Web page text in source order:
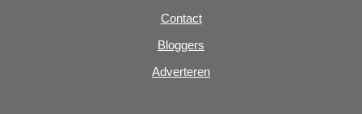
Contact
Bloggers
Adverteren